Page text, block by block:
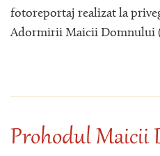
fotoreportaj realizat la
Adormirii Maicii Domnului
Prohodul Maicii